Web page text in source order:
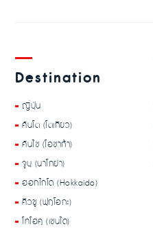
Destination
ญี่ปุ่น
คันโต (โตเกียว)
คันไซ (โอซาก้า)
จูบุ (นาโกย่า)
ฮอกไกโด (Hokkaido)
คิวชู (ฟุกุโอกะ)
โทโฮคุ (เซนได)